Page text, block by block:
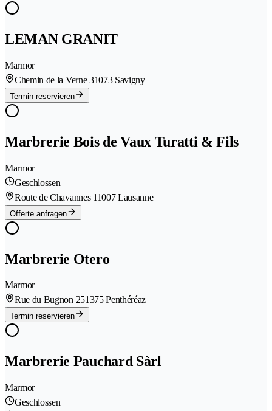
LEMAN GRANIT
Marmor
Chemin de la Verne 31073 Savigny
Termin reservieren
Marbrerie Bois de Vaux Turatti & Fils
Marmor
Geschlossen
Route de Chavannes 11007 Lausanne
Offerte anfragen
Marbrerie Otero
Marmor
Rue du Bugnon 251375 Penthéréaz
Termin reservieren
Marbrerie Pauchard Sàrl
Marmor
Geschlossen